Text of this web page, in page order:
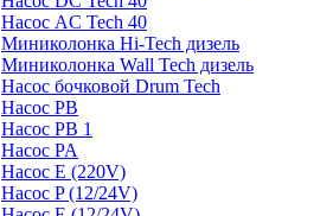
Насос AC Tech 40
Миниколонка Hi-Tech дизель
Миниколонка Wall Tech дизель
Насос бочковой Drum Tech
Насос PB
Насос PB 1
Насос PA
Насос E (220V)
Насос P (12/24V)